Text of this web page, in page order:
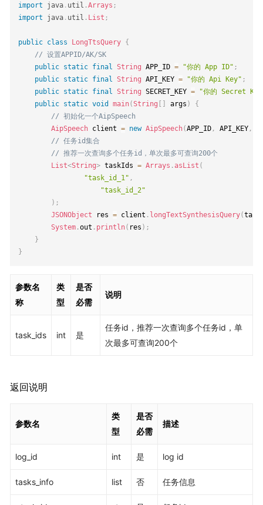
import java. util .Arrays ;
import
java. util . List ;
public class LongTtsQuery
{
// 设置APPID/AK/SK
public
static final String APP_ID = "你的 App ID" ;
public
static final String API_KEY = "你的 Api Key" ;
public
static final String SECRET_KEY =
"你的 Secret
public
static void main(String [ ] args )
{
// 初始化一个AipSpeech
AipSpeech client = new AipSpeech(APP_ID, API_KEY,
// 任务id集合
// 推荐一次查询多个任务id，单次最多可查询200个
List<String> taskIds = Arrays . asList (
"task_id_1" ,
"task_id_2"
) ;
JSONObject res = client . longTextSynthesisQuery(
System.out . println( res ) ;
}
}
参数名
称
类
型
是否
必需
说明
task_ids int 是
任务id，推荐一次查询多个任务id，单
次最多可查询200个
返回说明
参数名
类
型
是否
必需
描述
log_id int 是 log id
tasks_info list 否 任务信息